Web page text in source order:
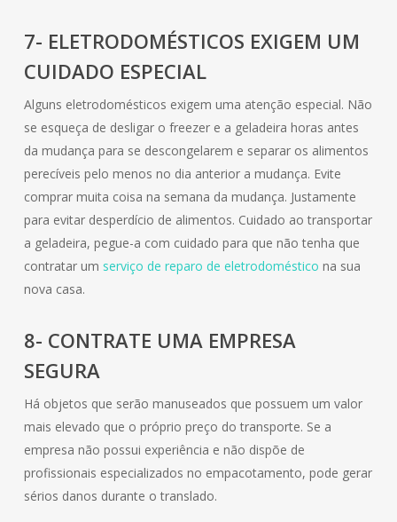
7- ELETRODOMÉSTICOS EXIGEM UM
CUIDADO ESPECIAL
Alguns eletrodomésticos exigem uma atenção especial. Não
se esqueça de desligar o freezer e a geladeira horas antes
da mudança para se descongelarem e separar os alimentos
perecíveis pelo menos no dia anterior a mudança. Evite
comprar muita coisa na semana da mudança. Justamente
para evitar desperdício de alimentos. Cuidado ao transportar
a geladeira, pegue-a com cuidado para que não tenha que
contratar um serviço de reparo de eletrodoméstico na sua
nova casa.
8- CONTRATE UMA EMPRESA
SEGURA
Há objetos que serão manuseados que possuem um valor
mais elevado que o próprio preço do transporte. Se a
empresa não possui experiência e não dispõe de
profissionais especializados no empacotamento, pode gerar
sérios danos durante o translado.